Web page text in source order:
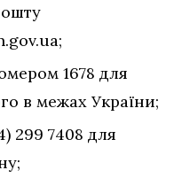
;
1678 для
в межах України;
299 7408 для